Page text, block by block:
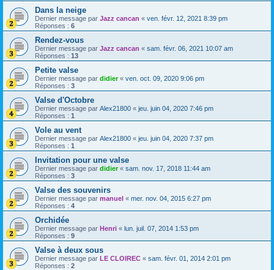
Dans la neige
Dernier message par Jazz cancan « ven. févr. 12, 2021 8:39 pm
Réponses : 6
Rendez-vous
Dernier message par Jazz cancan « sam. févr. 06, 2021 10:07 am
Réponses : 13
Petite valse
Dernier message par didier« ven. oct. 09, 2020 9:06 pm
Réponses : 3
Valse d'Octobre
Dernier message par Alex21800 « jeu. juin 04, 2020 7:46 pm
Réponses : 1
Vole au vent
Dernier message par Alex21800 « jeu. juin 04, 2020 7:37 pm
Réponses : 1
Invitation pour une valse
Dernier message par didier« sam. nov. 17, 2018 11:44 am
Réponses : 3
Valse des souvenirs
Dernier message par manuel « mer. nov. 04, 2015 6:27 pm
Réponses : 4
Orchidée
Dernier message par Henri « lun. juil. 07, 2014 1:53 pm
Réponses : 9
Valse à deux sous
Dernier message par LE CLOIREC « sam. févr. 01, 2014 2:01 pm
Réponses : 2